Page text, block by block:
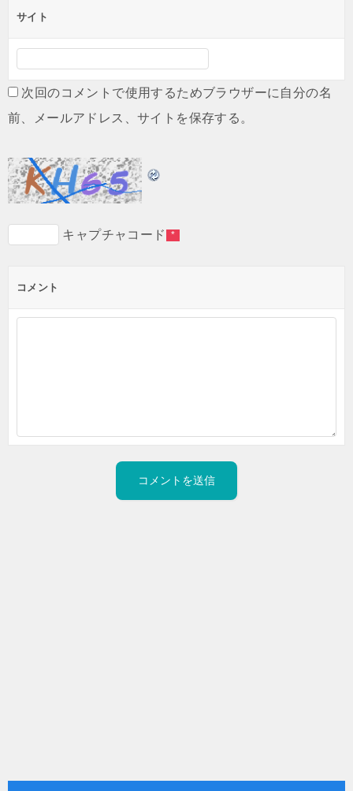
サイト
次回のコメントで使用するためブラウザーに自分の名
前、メールアドレス、サイトを保存する。
キャプチャコード *
コメント